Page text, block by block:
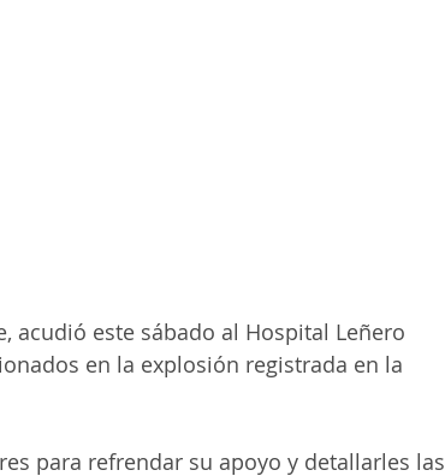
acudió este sábado al Hospital Leñero
en la explosión registrada en la
para refrendar su apoyo y detallarles las